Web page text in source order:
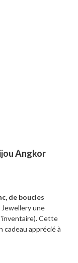
Angkor
de boucles
une
Cette
apprécié à